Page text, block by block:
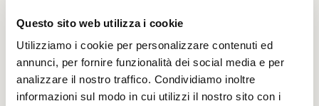
Questo sito web utilizza i cookie
Utilizziamo i cookie per personalizzare contenuti ed
annunci, per fornire funzionalità dei social media e per
analizzare il nostro traffico. Condividiamo inoltre
informazioni sul modo in cui utilizzi il nostro sito con i
ad aprire», simbolicamente, il celebre sito.
organizzazioni del terzo settore, le scuole, le
parrocchie e tutti i cittadini che compongono
la Comunità di Patrimonio del Rione Sanità.